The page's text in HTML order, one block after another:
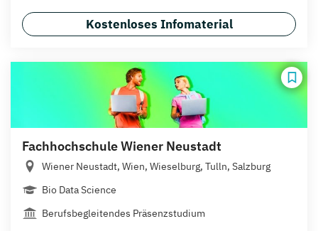
Kostenloses Infomaterial
Fachhochschule Wiener Neustadt
Wiener Neustadt, Wien, Wieselburg, Tulln, Salzburg
Bio Data Science
Berufsbegleitendes Präsenzstudium